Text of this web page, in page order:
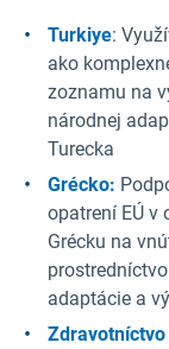
Turkiye:
ako
zoznamu na
národnej
Turecka
Grécko:
opatrení EÚ v
Grécku na
adaptácie a